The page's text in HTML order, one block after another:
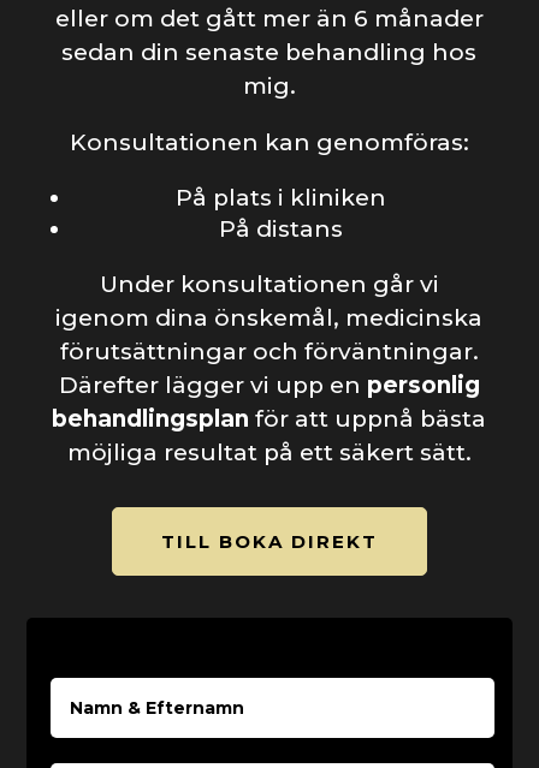
eller om det gått mer än 6 månader
sedan din senaste behandling hos
mig.
Konsultationen kan genomföras:
På plats i kliniken
På distans
Under konsultationen går vi
igenom dina önskemål, medicinska
förutsättningar och förväntningar.
Därefter lägger vi upp en personlig
behandlingsplan för att uppnå bästa
möjliga resultat på ett säkert sätt.
TILL BOKA DIREKT